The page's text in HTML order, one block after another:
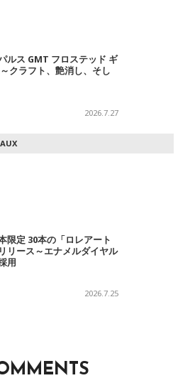
ルス GMT フロステッド ギ
クラフト、艶消し、そし
2026.7.27
限定 30本の「ロレアート
リース～エナメルダイヤル
用
2026.7.25